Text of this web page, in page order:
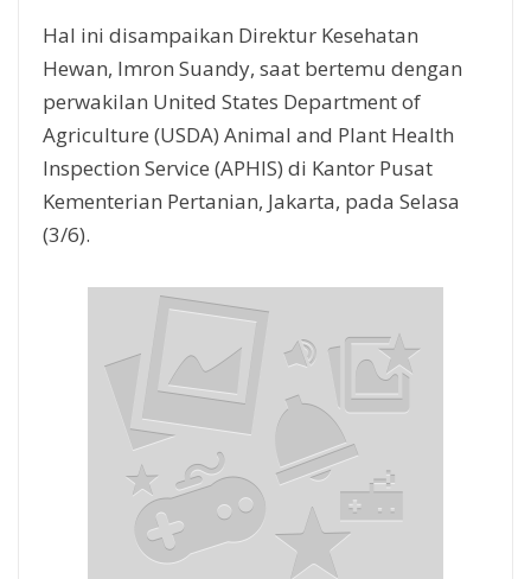
Hal ini disampaikan Direktur Kesehatan
Hewan, Imron Suandy, saat bertemu dengan
perwakilan United States Department of
Agriculture (USDA) Animal and Plant Health
Inspection Service (APHIS) di Kantor Pusat
Kementerian Pertanian, Jakarta, pada Selasa
(3/6).